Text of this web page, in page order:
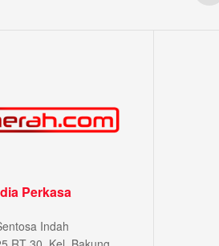
Perkasa
Indah